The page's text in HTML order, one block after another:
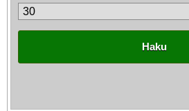
Haku